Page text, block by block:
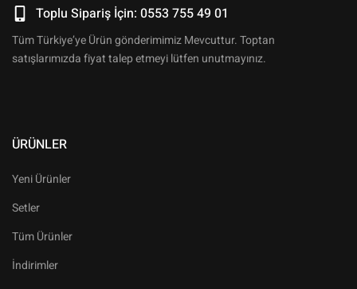
Toplu Sipariş İçin: 0553 755 49 01
Tüm Türkiye’ye Ürün gönderimimiz Mevcuttur. Toptan
satışlarımızda fiyat talep etmeyi lütfen unutmayınız.
ÜRÜNLER
Yeni Ürünler
Setler
Tüm Ürünler
İndirimler